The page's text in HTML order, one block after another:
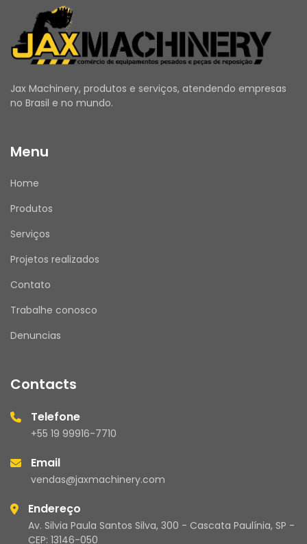
Jax Machinery, produtos e serviços, atendendo empresas
no Brasil e no mundo.
Menu
Home
Produtos
Serviços
Projetos realizados
Contato
Trabalhe conosco
Denuncias
Contacts
Telefone
+55 19 99916-7710
Email
vendas@jaxmachinery.com
Endereço
Av. Silvia Paula Santos Silva, 300 - Cascata Paulínia, SP -
CEP: 13146-050